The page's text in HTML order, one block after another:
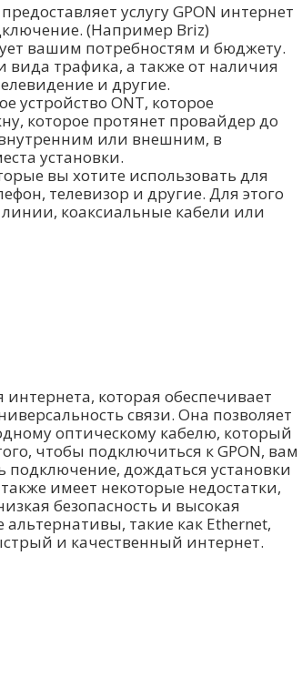
услугу GPON интернет
(Например Briz)
вашим потребностям и бюджету.
трафика, а также от наличия
и другие.
устройство ONT, которое
которое протянет провайдер до
или внешним, в
установки.
вы хотите использовать для
телевизор и другие. Для этого
коаксиальные кабели или
которая обеспечивает
связи. Она позволяет
оптическому кабелю, который
чтобы подключиться к GPON, вам
дождаться установки
имеет некоторые недостатки,
безопасность и высокая
такие как Ethernet,
и качественный интернет.